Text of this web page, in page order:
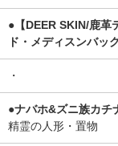
●【DEER SKIN/鹿革
ド・メディスンバッ
・
●ナバホ&ズニ族カチ
精霊の人形・置物